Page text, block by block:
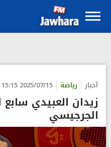
أخبار رياضة 2025/07/15 15:15
زيدان العبيدي سابع
الجرجيسي